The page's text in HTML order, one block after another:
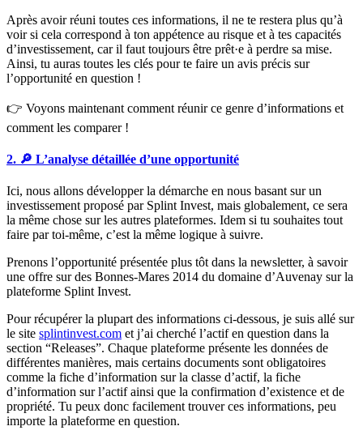
Après avoir réuni toutes ces informations, il ne te restera plus qu’à
voir si cela correspond à ton appétence au risque et à tes capacités
d’investissement, car il faut toujours être prêt·e à perdre sa mise.
Ainsi, tu auras toutes les clés pour te faire un avis précis sur
l’opportunité en question !
👉 Voyons maintenant comment réunir ce genre d’informations et
comment les comparer !
2. 🔎 L’analyse détaillée d’une opportunité
Ici, nous allons développer la démarche en nous basant sur un
investissement proposé par Splint Invest, mais globalement, ce sera
la même chose sur les autres plateformes. Idem si tu souhaites tout
faire par toi-même, c’est la même logique à suivre.
Prenons l’opportunité présentée plus tôt dans la newsletter, à savoir
une offre sur des Bonnes-Mares 2014 du domaine d’Auvenay sur la
plateforme Splint Invest.
Pour récupérer la plupart des informations ci-dessous, je suis allé sur
le site splintinvest.com et j’ai cherché l’actif en question dans la
section “Releases”. Chaque plateforme présente les données de
différentes manières, mais certains documents sont obligatoires
comme la fiche d’information sur la classe d’actif, la fiche
d’information sur l’actif ainsi que la confirmation d’existence et de
propriété. Tu peux donc facilement trouver ces informations, peu
importe la plateforme en question.